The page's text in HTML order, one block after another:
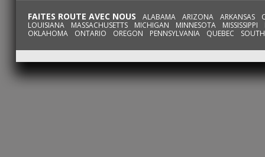
FAITES ROUTE AVEC NOUS ALABAMA ARIZONA ARKANSAS
LOUISIANA MASSACHUSETTS MICHIGAN MINNESOTA
OKLAHOMA ONTARIO OREGON PENNSYLVANIA QUEBEC